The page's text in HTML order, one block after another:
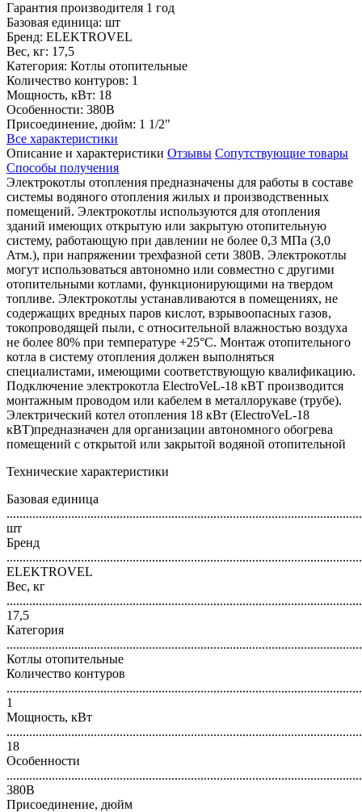
Гарантия производителя 1 год
Базовая единица: шт
Бренд: ELEKTROVEL
Вес, кг: 17,5
Категория: Котлы отопительные
Количество контуров: 1
Мощность, кВт: 18
Особенности: 380В
Присоединение, дюйм: 1 1/2"
Все характеристики
Описание и характеристики Отзывы Сопутствующие товары
Способы получения
Электрокотлы отопления предназначены для работы в составе
системы водяного отопления жилых и производственных
помещений. Электрокотлы используются для отопления
зданий имеющих открытую или закрытую отопительную
систему, работающую при давлении не более 0,3 МПа (3,0
Атм.), при напряжении трехфазной сети 380В. Электрокотлы
могут использоваться автономно или совместно с другими
отопительными котлами, функционирующими на твердом
топливе. Электрокотлы устанавливаются в помещениях, не
содержащих вредных паров кислот, взрывоопасных газов,
токопроводящей пыли, с относительной влажностью воздуха
не более 80% при температуре +25°С. Монтаж отопительного
котла в систему отопления должен выполняться
специалистами, имеющими соответствующую квалификацию.
Подключение электрокотла ElectroVeL-18 кВТ производится
монтажным проводом или кабелем в металлорукаве (трубе).
Электрический котел отопления 18 кВт (ElectroVeL-18
кВТ)предназначен для организации автономного обогрева
помещений с открытой или закрытой водяной отопительной
Технические характеристики
Базовая единица
шт
Бренд
ELEKTROVEL
Вес, кг
17,5
Категория
Котлы отопительные
Количество контуров
1
Мощность, кВт
18
Особенности
380В
Присоединение, дюйм